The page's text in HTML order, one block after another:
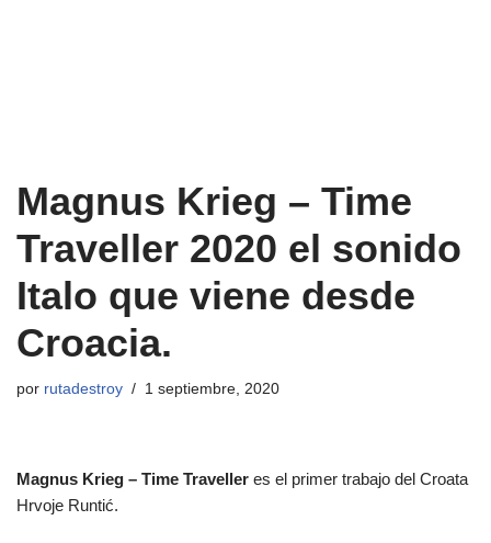
Magnus Krieg ‎– Time
Traveller 2020 el sonido
Italo que viene desde
Croacia.
por rutadestroy 1 septiembre, 2020
Magnus Krieg ‎– Time Traveller es el primer trabajo del Croata
Hrvoje Runtić.